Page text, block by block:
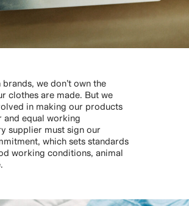
we don’t own the
clothes are made. But we
in making our products
and equal working
supplier must sign our
which sets standards
working conditions, animal